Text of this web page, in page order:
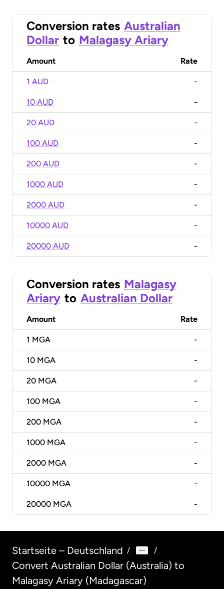
Conversion rates Australian
Dollar to Malagasy Ariary
Amount Rate
1 AUD -
10 AUD -
20 AUD -
100 AUD -
200 AUD -
1000 AUD -
2000 AUD -
10000 AUD -
20000 AUD -
Conversion rates Malagasy
Ariary to Australian Dollar
Amount Rate
1 MGA -
10 MGA -
20 MGA -
100 MGA -
200 MGA -
1000 MGA -
2000 MGA -
10000 MGA -
20000 MGA -
Startseite – Deutschland / /
Convert Australian Dollar (Australia) to
Malagasy Ariary (Madagascar)